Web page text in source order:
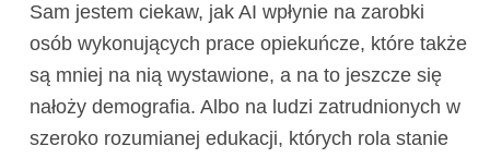
Sam jestem ciekaw, jak AI wpłynie na zarobki
osób wykonujących prace opiekuńcze, które także
są mniej na nią wystawione, a na to jeszcze się
nałoży demografia. Albo na ludzi zatrudnionych w
szeroko rozumianej edukacji, których rola stanie